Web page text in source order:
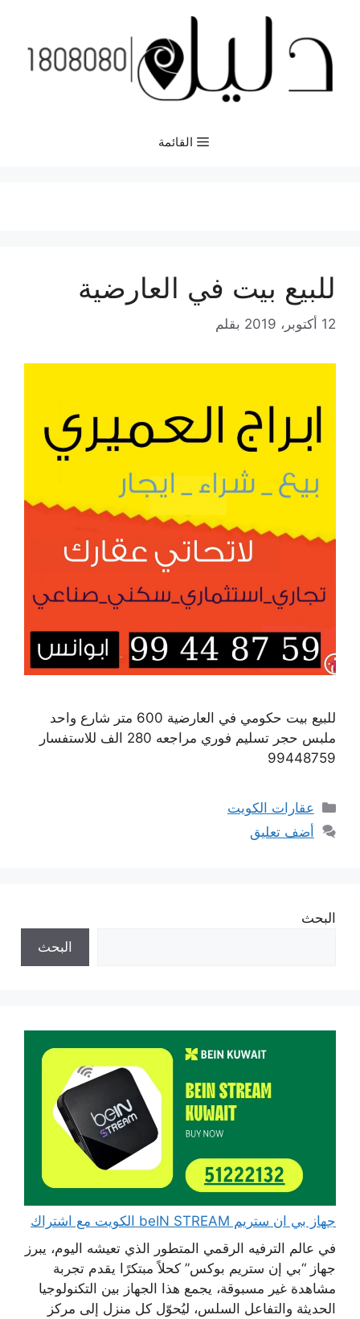
المحتوى
القائمة
للبيع بيت في العارضية
12 أكتوبر، 2019 بقلم
للبيع بيت حكومي في العارضية 600 متر شارع واحد
ملبس حجر تسليم فوري مراجعه 280 الف للاستفسار
99448759
التصنيفات
عقارات الكويت
أضف تعليق
البحث
البحث
جهاز بي ان ستريم beIN STREAM الكويت مع اشتراك
في عالم الترفيه الرقمي المتطور الذي تعيشه اليوم، يبرز
جهاز “بي إن ستريم بوكس” كحلاً مبتكرًا يقدم تجربة
مشاهدة غير مسبوقة، يجمع هذا الجهاز بين التكنولوجيا
الحديثة والتفاعل السلس، ليُحوّل كل منزل إلى مركز